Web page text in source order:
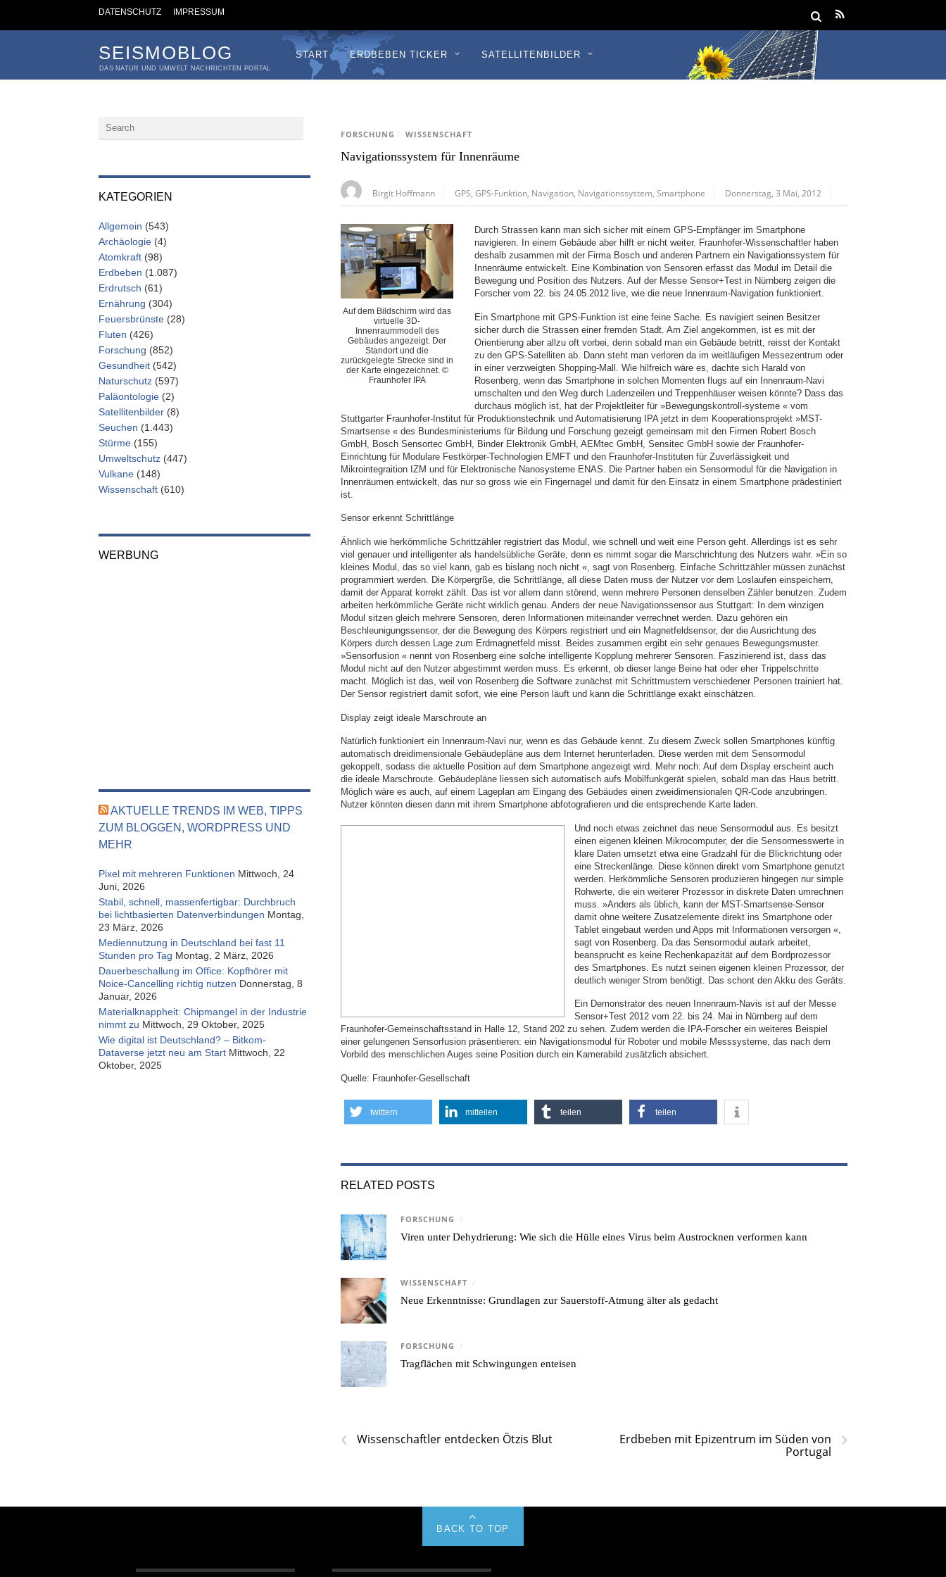
DATENSCHUTZ IMPRESSUM
SEISMOBLOG
DAS NATUR UND UMWELT NACHRICHTEN PORTAL
START ERDBEBEN TICKER SATELLITENBILDER
FORSCHUNG / WISSENSCHAFT
Navigationssystem für Innenräume
Birgit Hoffmann GPS ,GPS-Funktion Navigation Navigationssystem ,Smartphone Donnerstag, 3 Mai, 2012
Auf dem Bildschirm wird das
virtuelle 3D-
Innenraummodell des
Gebäudes angezeigt. Der
Standort und die
zurückgelegte Strecke sind in
der Karte eingezeichnet. ©
Fraunhofer IPA
Durch Strassen kann man sich sicher mit einem GPS-Empfänger im Smartphone
navigieren. In einem Gebäude aber hilft er nicht weiter. Fraunhofer-Wissenschaftler haben
deshalb zusammen mit der Firma Bosch und anderen Partnern ein Navigationssystem für
Innenräume entwickelt. Eine Kombination von Sensoren erfasst das Modul im Detail die
Bewegung und Position des Nutzers. Auf der Messe Sensor+Test in Nürnberg zeigen die
Forscher vom 22. bis 24.05.2012 live, wie die neue Innenraum-Navigation funktioniert.
Ein Smartphone mit GPS-Funktion ist eine feine Sache. Es navigiert seinen Besitzer
sicher durch die Strassen einer fremden Stadt. Am Ziel angekommen, ist es mit der
Orientierung aber allzu oft vorbei, denn sobald man ein Gebäude betritt, reisst der Kontakt
zu den GPS-Satelliten ab. Dann steht man verloren da im weitläufigen Messezentrum oder
in einer verzweigten Shopping-Mall. Wie hilfreich wäre es, dachte sich Harald von
Rosenberg, wenn das Smartphone in solchen Momenten flugs auf ein Innenraum-Navi
umschalten und den Weg durch Ladenzeilen und Treppenhäuser weisen könnte? Dass das
durchaus möglich ist, hat der Projektleiter für »Bewegungskontroll-systeme « vom
Stuttgarter Fraunhofer-Institut für Produktionstechnik und Automatisierung IPA jetzt in dem Kooperationsprojekt »MST-
Smartsense « des Bundesministeriums für Bildung und Forschung gezeigt gemeinsam mit den Firmen Robert Bosch
GmbH, Bosch Sensortec GmbH, Binder Elektronik GmbH, AEMtec GmbH, Sensitec GmbH sowie der Fraunhofer-
Einrichtung für Modulare Festkörper-Technologien EMFT und den Fraunhofer-Instituten für Zuverlässigkeit und
Mikrointegraition IZM und für Elektronische Nanosysteme ENAS. Die Partner haben ein Sensormodul für die Navigation in
Innenräumen entwickelt, das nur so gross wie ein Fingernagel und damit für den Einsatz in einem Smartphone prädestiniert
ist.
Sensor erkennt Schrittlänge
Ähnlich wie herkömmliche Schrittzähler registriert das Modul, wie schnell und weit eine Person geht. Allerdings ist es sehr
viel genauer und intelligenter als handelsübliche Geräte, denn es nimmt sogar die Marschrichtung des Nutzers wahr. »Ein so
kleines Modul, das so viel kann, gab es bislang noch nicht «, sagt von Rosenberg. Einfache Schrittzähler müssen zunächst
programmiert werden. Die Körpergrße, die Schrittlänge, all diese Daten muss der Nutzer vor dem Loslaufen einspeichern,
damit der Apparat korrekt zählt. Das ist vor allem dann störend, wenn mehrere Personen denselben Zähler benutzen. Zudem
arbeiten herkömmliche Geräte nicht wirklich genau. Anders der neue Navigationssensor aus Stuttgart: In dem winzigen
Modul sitzen gleich mehrere Sensoren, deren Informationen miteinander verrechnet werden. Dazu gehören ein
Beschleunigungssensor, der die Bewegung des Körpers registriert und ein Magnetfeldsensor, der die Ausrichtung des
Körpers durch dessen Lage zum Erdmagnetfeld misst. Beides zusammen ergibt ein sehr genaues Bewegungsmuster.
»Sensorfusion « nennt von Rosenberg eine solche intelligente Kopplung mehrerer Sensoren. Faszinierend ist, dass das
Modul nicht auf den Nutzer abgestimmt werden muss. Es erkennt, ob dieser lange Beine hat oder eher Trippelschritte
macht. Möglich ist das, weil von Rosenberg die Software zunächst mit Schrittmustern verschiedener Personen trainiert hat.
Der Sensor registriert damit sofort, wie eine Person läuft und kann die Schrittlänge exakt einschätzen.
Display zeigt ideale Marschroute an
Natürlich funktioniert ein Innenraum-Navi nur, wenn es das Gebäude kennt. Zu diesem Zweck sollen Smartphones künftig
automatisch dreidimensionale Gebäudepläne aus dem Internet herunterladen. Diese werden mit dem Sensormodul
gekoppelt, sodass die aktuelle Position auf dem Smartphone angezeigt wird. Mehr noch: Auf dem Display erscheint auch
die ideale Marschroute. Gebäudepläne liessen sich automatisch aufs Mobilfunkgerät spielen, sobald man das Haus betritt.
Möglich wäre es auch, auf einem Lageplan am Eingang des Gebäudes einen zweidimensionalen QR-Code anzubringen.
Nutzer könnten diesen dann mit ihrem Smartphone abfotografieren und die entsprechende Karte laden.
Und noch etwas zeichnet das neue Sensormodul aus. Es besitzt
einen eigenen kleinen Mikrocomputer, der die Sensormesswerte in
klare Daten umsetzt etwa eine Gradzahl für die Blickrichtung oder
eine Streckenlänge. Diese können direkt vom Smartphone genutzt
werden. Herkömmliche Sensoren produzieren hingegen nur simple
Rohwerte, die ein weiterer Prozessor in diskrete Daten umrechnen
muss. »Anders als üblich, kann der MST-Smartsense-Sensor
damit ohne weitere Zusatzelemente direkt ins Smartphone oder
Tablet eingebaut werden und Apps mit Informationen versorgen «,
sagt von Rosenberg. Da das Sensormodul autark arbeitet,
beansprucht es keine Rechenkapazität auf dem Bordprozessor
des Smartphones. Es nutzt seinen eigenen kleinen Prozessor, der
deutlich weniger Strom benötigt. Das schont den Akku des Geräts.
Ein Demonstrator des neuen Innenraum-Navis ist auf der Messe
Sensor+Test 2012 vom 22. bis 24. Mai in Nürnberg auf dem
Fraunhofer-Gemeinschaftsstand in Halle 12, Stand 202 zu sehen. Zudem werden die IPA-Forscher ein weiteres Beispiel
einer gelungenen Sensorfusion präsentieren: ein Navigationsmodul für Roboter und mobile Messsysteme, das nach dem
Vorbild des menschlichen Auges seine Position durch ein Kamerabild zusätzlich absichert.
Quelle: Fraunhofer-Gesellschaft
twittern mitteilen teilen teilen
RELATED POSTS
FORSCHUNG /
Viren unter Dehydrierung: Wie sich die Hülle eines Virus beim Austrocknen verformen kann
WISSENSCHAFT /
Neue Erkenntnisse: Grundlagen zur Sauerstoff-Atmung älter als gedacht
FORSCHUNG /
Tragflächen mit Schwingungen enteisen
‹ Wissenschaftler entdecken Ötzis Blut ›
Erdbeben mit Epizentrum im Süden von
Portugal
KATEGORIEN
Allgemein (543)
Archäologie (4)
Atomkraft (98)
Erdbeben (1.087)
Erdrutsch (61)
Ernährung (304)
Feuersbrünste (28)
Fluten (426)
Forschung (852)
Gesundheit (542)
Naturschutz (597)
Paläontologie (2)
Satellitenbilder (8)
Seuchen (1.443)
Stürme (155)
Umweltschutz (447)
Vulkane (148)
Wissenschaft (610)
WERBUNG
AKTUELLE TRENDS IM WEB, TIPPS
ZUM BLOGGEN, WORDPRESS UND
MEHR
Pixel mit mehreren Funktionen Mittwoch, 24
Juni, 2026
Stabil, schnell, massenfertigbar: Durchbruch
bei lichtbasierten Datenverbindungen Montag,
23 März, 2026
Mediennutzung in Deutschland bei fast 11
Stunden pro Tag Montag, 2 März, 2026
Dauerbeschallung im Office: Kopfhörer mit
Noice-Cancelling richtig nutzen Donnerstag, 8
Januar, 2026
Materialknappheit: Chipmangel in der Industrie
nimmt zu Mittwoch, 29 Oktober, 2025
Wie digital ist Deutschland? – Bitkom-
Dataverse jetzt neu am Start Mittwoch, 22
Oktober, 2025
BACK TO TOP